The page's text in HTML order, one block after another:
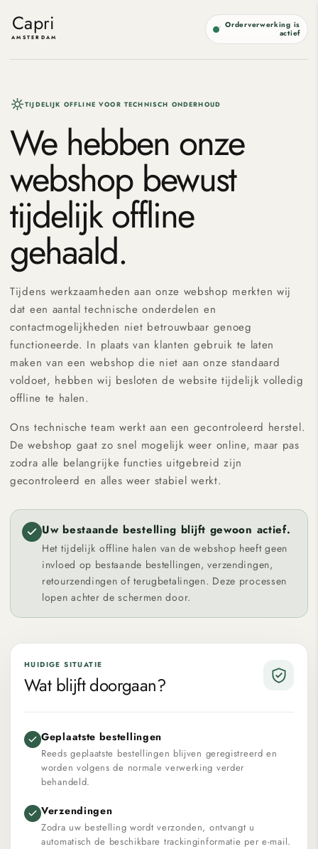
naar de
content
Capri
AMSTERDAM
Orderverwerking is
actief
TIJDELIJK OFFLINE VOOR TECHNISCH ONDERHOUD
We hebben onze
webshop bewust
tijdelijk offline
gehaald.
Tijdens werkzaamheden aan onze webshop merkten wij
dat een aantal technische onderdelen en
contactmogelijkheden niet betrouwbaar genoeg
functioneerde. In plaats van klanten gebruik te laten
maken van een webshop die niet aan onze standaard
voldoet, hebben wij besloten de website tijdelijk volledig
offline te halen.
Ons technische team werkt aan een gecontroleerd herstel.
De webshop gaat zo snel mogelijk weer online, maar pas
zodra alle belangrijke functies uitgebreid zijn
gecontroleerd en alles weer stabiel werkt.
Uw bestaande bestelling blijft gewoon actief.
Het tijdelijk offline halen van de webshop heeft geen
invloed op bestaande bestellingen, verzendingen,
retourzendingen of terugbetalingen. Deze processen
lopen achter de schermen door.
HUIDIGE SITUATIE
Wat blijft doorgaan?
Geplaatste bestellingen
Reeds geplaatste bestellingen blijven geregistreerd en
worden volgens de normale verwerking verder
behandeld.
Verzendingen
Zodra uw bestelling wordt verzonden, ontvangt u
automatisch de beschikbare trackinginformatie per e-mail.